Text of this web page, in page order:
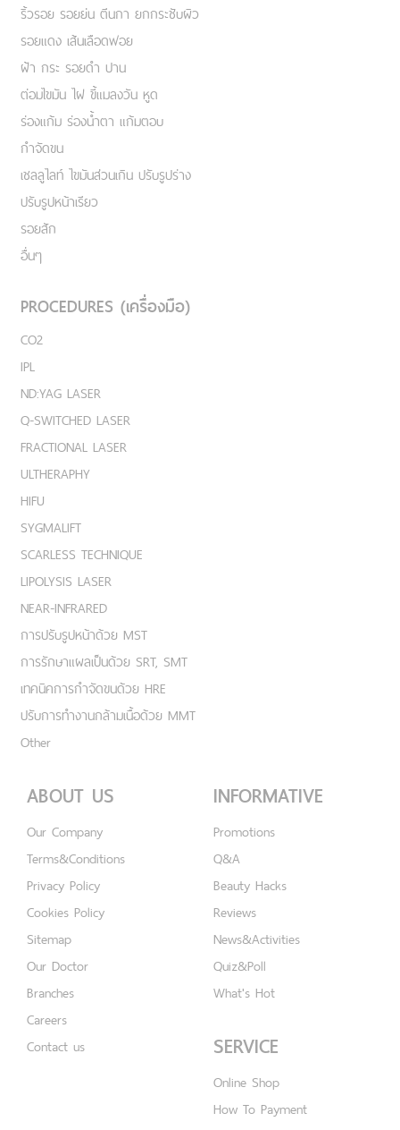
ริ้วรอย รอยย่น ตีนกา ยกกระชับผิว
รอยแดง เส้นเลือดฟอย
ฝ้า กระ รอยดำ ปาน
ต่อมไขมัน ไฝ ขี้แมลงวัน หูด
ร่องแก้ม ร่องน้ำตา แก้มตอบ
กำจัดขน
เชลลูไลท์ ไขมันส่วนเกิน ปรับรูปร่าง
ปรับรูปหน้าเรียว
รอยสัก
อื่นๆ
PROCEDURES (เครื่องมือ)
CO2
IPL
ND:YAG LASER
Q-SWITCHED LASER
FRACTIONAL LASER
ULTHERAPHY
HIFU
SYGMALIFT
SCARLESS TECHNIQUE
LIPOLYSIS LASER
NEAR-INFRARED
การปรับรูปหน้าด้วย MST
การรักษาแผลเป็นด้วย SRT, SMT
เทคนิคการกำจัดขนด้วย HRE
ปรับการทำงานกล้ามเนื้อด้วย MMT
Other
ABOUT US
Our Company
Terms&Conditions
Privacy Policy
Cookies Policy
Sitemap
Our Doctor
Branches
Careers
Contact us
INFORMATIVE
Promotions
Q&A
Beauty Hacks
Reviews
News&Activities
Quiz&Poll
What's Hot
SERVICE
Online Shop
How To Payment